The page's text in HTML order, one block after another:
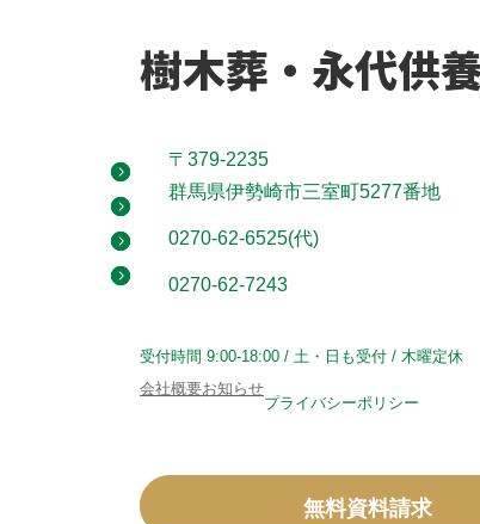
樹木葬・永代供
〒379-2235
群馬県伊勢崎市三室町5277番地
0270-62-6525(代)
0270-62-7243
受付時間 9:00-18:00 / 土・日も受付 / 木曜定休
会社概要お知らせ
プライバシーポリシー
無料資料請求